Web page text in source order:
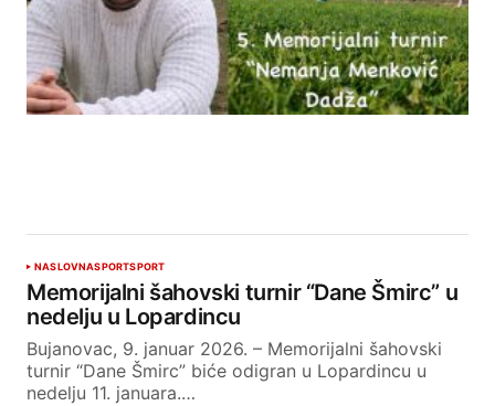
NASLOVNASPORTSPORT
Memorijalni šahovski turnir “Dane Šmirc” u
nedelju u Lopardincu
Bujanovac, 9. januar 2026. – Memorijalni šahovski
turnir “Dane Šmirc” biće odigran u Lopardincu u
nedelju 11. januara.…